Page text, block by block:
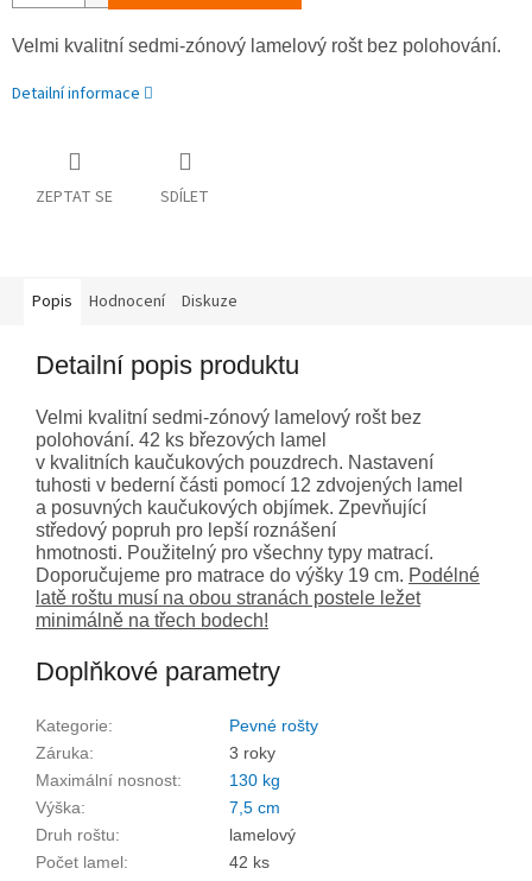
Velmi kvalitní sedmi-zónový lamelový rošt bez polohování.
Detailní informace
ZEPTAT SE SDÍLET
Popis Hodnocení Diskuze
Detailní popis produktu
Velmi kvalitní sedmi-zónový lamelový rošt bez
polohování. 42 ks březových lamel
v kvalitních kaučukových pouzdrech. Nastavení
tuhosti v bederní části pomocí 12 zdvojených lamel
a posuvných kaučukových objímek. Zpevňující
středový popruh pro lepší roznášení
hmotnosti. Použitelný pro všechny typy matrací.
Doporučujeme pro matrace do výšky 19 cm. Podélné
latě roštu musí na obou stranách postele ležet
minimálně na třech bodech!
Doplňkové parametry
Kategorie:
Pevné rošty
Záruka:
3 roky
Maximální nosnost:
130 kg
Výška:
7,5 cm
Druh roštu:
lamelový
Počet lamel:
42 ks